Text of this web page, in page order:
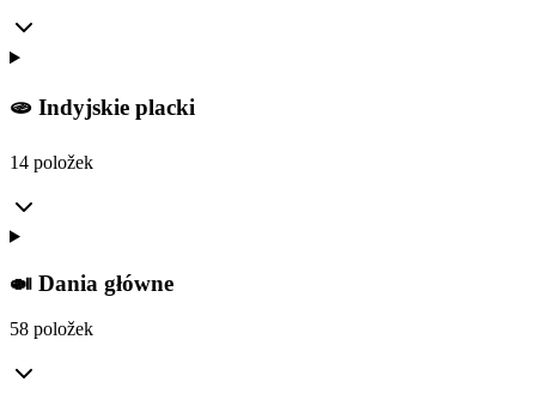
🫓 Indyjskie placki
14 položek
🍛 Dania główne
58 položek